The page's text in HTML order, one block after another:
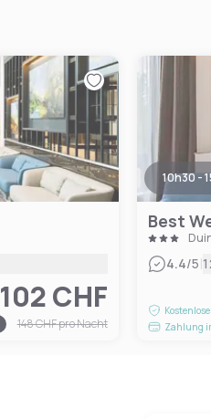
102 CHF
148 CHFpro Nacht
10h30 -
Best
4.4/5|
Zahlung